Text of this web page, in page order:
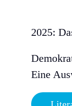
2025:
Eine